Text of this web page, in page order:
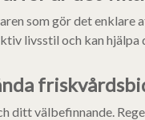
som gör det
livsstil och kan hjälpa
ditt välbefinnande.